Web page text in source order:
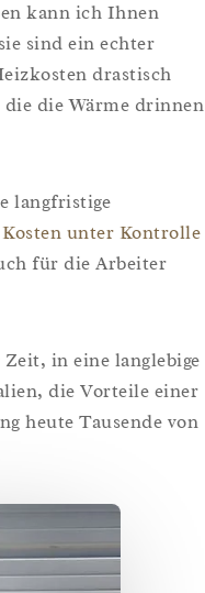
kann ich Ihnen
sind ein echter
drastisch
die die Wärme drinnen
langfristige
Kosten unter Kontrolle
für die Arbeiter
in eine langlebige
die Vorteile einer
heute Tausende von